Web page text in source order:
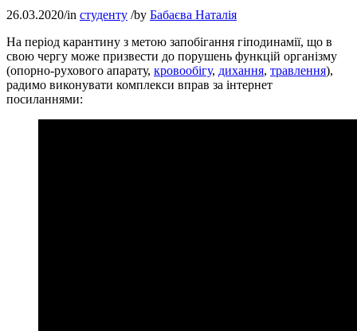
26.03.2020/in студенту /by Бабаєва Наталія
На період карантину з метою запобігання гіподинамії, що в
свою чергу може призвести до порушень функцій організму
(опорно-рухового апарату, кровообігу, дихання, травлення),
радимо виконувати комплекси вправ за інтернет
посиланнями: